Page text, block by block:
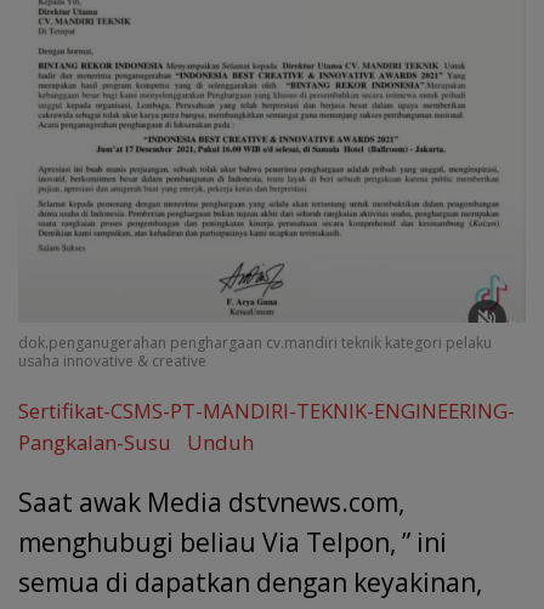
dok.penganugerahan penghargaan cv.mandiri teknik kategori pelaku
usaha innovative & creative
Sertifikat-CSMS-PT-MANDIRI-TEKNIK-ENGINEERING-
Pangkalan-Susu
Unduh
Saat awak Media dstvnews.com,
menghubugi beliau Via Telpon, ” ini
semua di dapatkan dengan keyakinan,